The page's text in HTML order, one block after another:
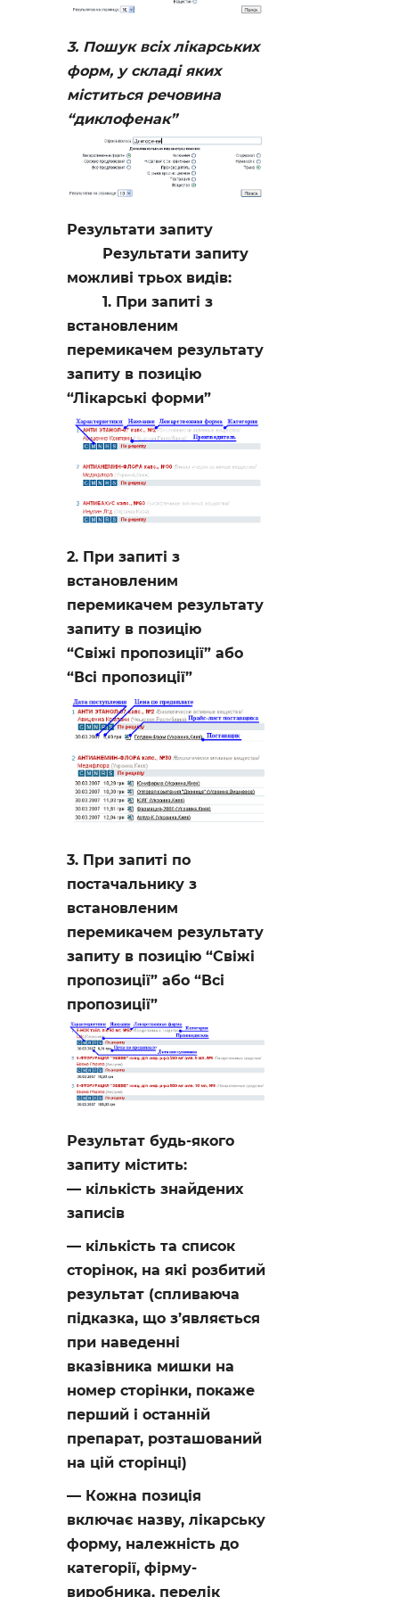
3. Пошук всіх лікарських
форм, у складі яких
міститься речовина
“диклофенак”
Результати запиту
Результати запиту
можливі трьох видів:
1. При запиті з
встановленим
перемикачем результату
запиту в позицію
“Лікарські форми”
2. При запиті з
встановленим
перемикачем результату
запиту в позицію
“Свіжі пропозиції” або
“Всі пропозиції”
3. При запиті по
постачальнику з
встановленим
перемикачем результату
запиту в позицію “Свіжі
пропозиції” або “Всі
пропозиції”
Результат будь-якого
запиту містить:
кількість знайдених
записів
кількість та список
сторінок, на які розбитий
результат (спливаюча
підказка, що з’являється
при наведенні
вказівника мишки на
номер сторінки, покаже
перший і останній
препарат, розташований
на цій сторінці)
Кожна позиція
включає назву, лікарську
форму, належність до
категорії, фірму-
виробника, перелік